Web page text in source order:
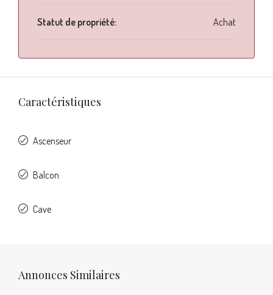
Statut de propriété: Achat
Caractéristiques
Ascenseur
Balcon
Cave
Annonces Similaires